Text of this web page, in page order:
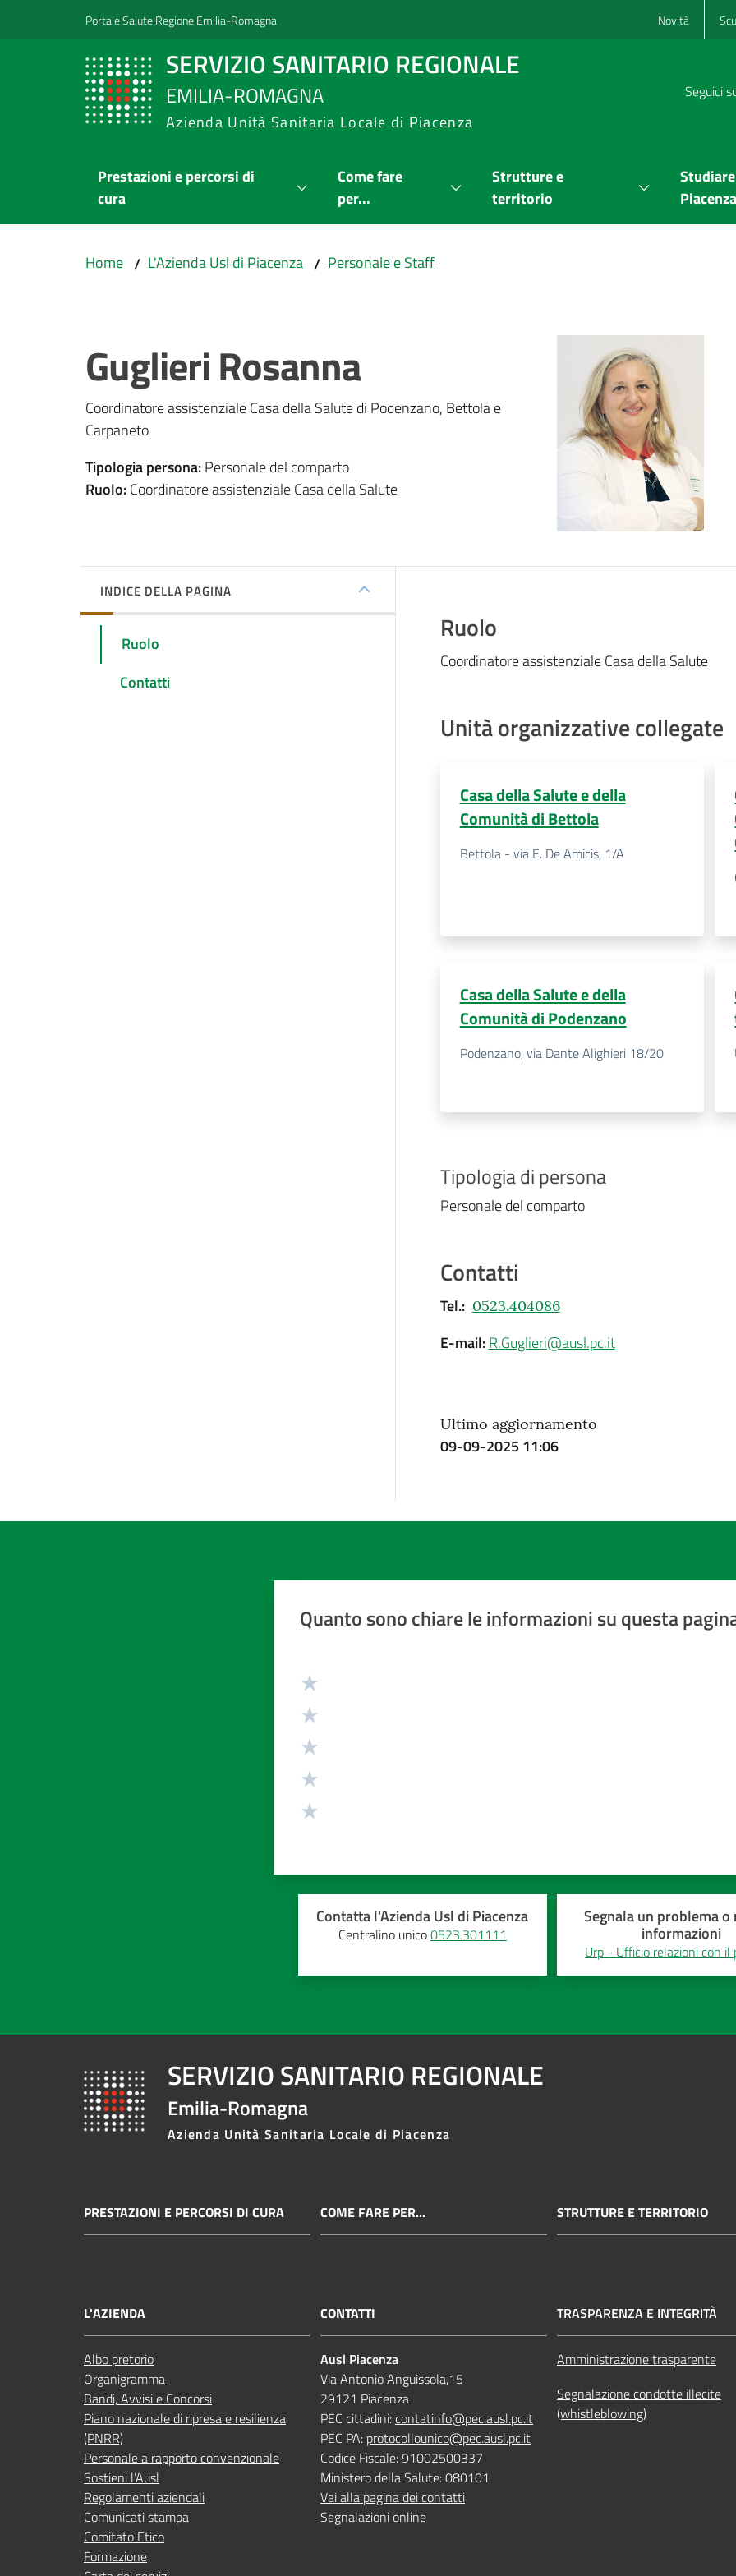
Vai al contenuto
Vai alla navigazionePortale Salute Regione Emilia-Romagna Novità
SERVIZIO SANITARIO REGIONALE
EMILIA-ROMAGNA
Azienda Unità Sanitaria Locale di Piacenza
Seguici
Prestazioni e percorsi di
cura
Come fare
per...
Strutture e
territorio
Piacenza
Home / L'Azienda Usl di Piacenza / Personale e Staff
Guglieri Rosanna
Coordinatore assistenziale Casa della Salute di Podenzano, Bettola e
Carpaneto
Tipologia persona:Personale del comparto
Ruolo:Coordinatore assistenziale Casa della Salute
INDICE DELLA PAGINA
Ruolo
Contatti
Ruolo
Coordinatore assistenziale Casa della Salute
Unità organizzative collegate
Casa della Salute e della
Comunità di Bettola
Bettola - via E. De Amicis, 1/A
Casa della Salute e della
Comunità di Podenzano
Podenzano, via Dante Alighieri 18/20
Tipologia di persona
Personale del comparto
Contatti
Tel.: 0523.404086
E-mail:R.Guglieri@ausl.pc.it
Ultimo aggiornamento
09-09-2025 11:06
Quanto sono chiare le informazioni su questa
Contatta l'Azienda Usl di Piacenza
Centralino unico0523.301111
Segnala un problema o
informazioni
Urp - Ufficio relazioni con il
SERVIZIO SANITARIO REGIONALE
Emilia-Romagna
Azienda Unità Sanitaria Locale di Piacenza
PRESTAZIONI E PERCORSI DI CURA COME FARE PER... STRUTTURE E TERRITORIO
L'AZIENDA
Albo pretorio
Organigramma
Bandi, Avvisi e Concorsi
Piano nazionale di ripresa e resilienza
(PNRR)
Personale a rapporto convenzionale
Sostieni l’Ausl
Regolamenti aziendali
Comunicati stampa
Comitato Etico
Formazione
CONTATTI
Ausl Piacenza
Via Antonio Anguissola,15
29121 Piacenza
PEC cittadini:contatinfo@pec.ausl.pc.it
PEC PA: protocollounico@pec.ausl.pc.it
Codice Fiscale: 91002500337
Ministero della Salute: 080101
Vai alla pagina dei contatti
Segnalazioni online
TRASPARENZA E INTEGRITÀ
Amministrazione trasparente
Segnalazione condotte illecite
(whistleblowing)